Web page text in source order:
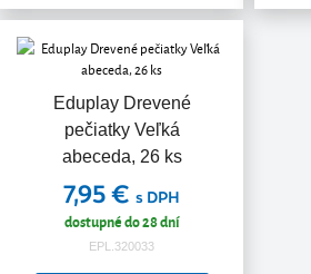
Eduplay Drevené
pečiatky Veľká
abeceda, 26 ks
7,95 € s DPH
dostupné do 28 dní
EPL.320033